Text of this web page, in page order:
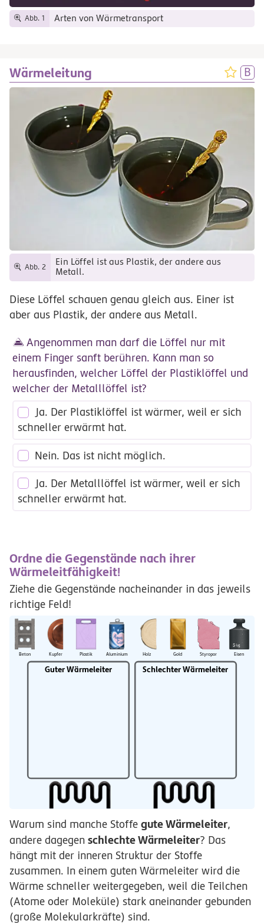
Abb. 1 Arten von Wärmetransport
Wärmeleitung
Abb. 2
Ein Löffel ist aus Plastik, der andere aus
Metall.
Diese Löffel schauen genau gleich aus. Einer ist
aber aus Plastik, der andere aus Metall.
Angenommen man darf die Löffel nur mit
einem Finger sanft berühren. Kann man so
herausfinden, welcher Löffel der Plastiklöffel und
welcher der Metalllöffel ist?
Ja. Der Plastiklöffel ist wärmer, weil er sich
schneller erwärmt hat.
Nein. Das ist nicht möglich.
Ja. Der Metalllöffel ist wärmer, weil er sich
schneller erwärmt hat.
Ordne die Gegenstände nach ihrer
Wärmeleitfähigkeit!
Ziehe die Gegenstände nacheinander in das jeweils
richtige Feld!
GuterWärmeleiter SchlechterWärmeleiter
Beton Kupfer Plastik Aluminium Holz Gold Styropor Eisen
Warum sind manche Stoffe gute Wärmeleiter,
andere dagegen schlechte Wärmeleiter? Das
hängt mit der inneren Struktur der Stoffe
zusammen. In einem guten Wärmeleiter wird die
Wärme schneller weitergegeben, weil die Teilchen
(Atome oder Moleküle) stark aneinander gebunden
(große Molekularkräfte) sind.